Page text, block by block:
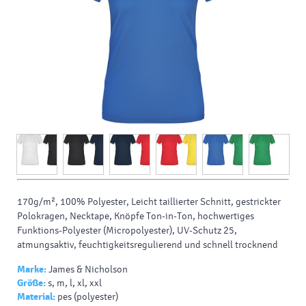
170g/m², 100% Polyester, Leicht taillierter Schnitt, gestrickter
Polokragen, Necktape, Knöpfe Ton-in-Ton, hochwertiges
Funktions-Polyester (Micropolyester), UV-Schutz 25,
atmungsaktiv, feuchtigkeitsregulierend und schnell trocknend
Marke:James & Nicholson
Größe:s, m, l, xl, xxl
Material: pes (polyester)